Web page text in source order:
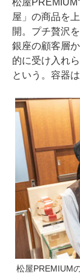
屋」の商品を
開。プチ贅沢
銀座の顧客層
的に受け入れ
という。容器
松屋PREMIUM